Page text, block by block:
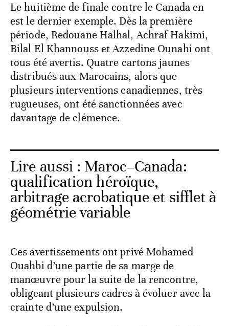
Le huitième de finale contre le Canada en
est le dernier exemple. Dès la première
période, Redouane Halhal, Achraf Hakimi,
Bilal El Khannouss et Azzedine Ounahi ont
tous été avertis. Quatre cartons jaunes
distribués aux Marocains, alors que
plusieurs interventions canadiennes, très
rugueuses, ont été sanctionnées avec
davantage de clémence.
Lire aussi : Maroc–Canada:
qualification héroïque,
arbitrage acrobatique et sifflet à
géométrie variable
Ces avertissements ont privé Mohamed
Ouahbi d’une partie de sa marge de
manœuvre pour la suite de la rencontre,
obligeant plusieurs cadres à évoluer avec la
crainte d’une expulsion.